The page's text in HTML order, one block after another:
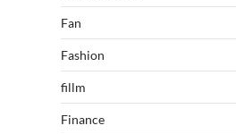
Fan
Fashion
fillm
Finance